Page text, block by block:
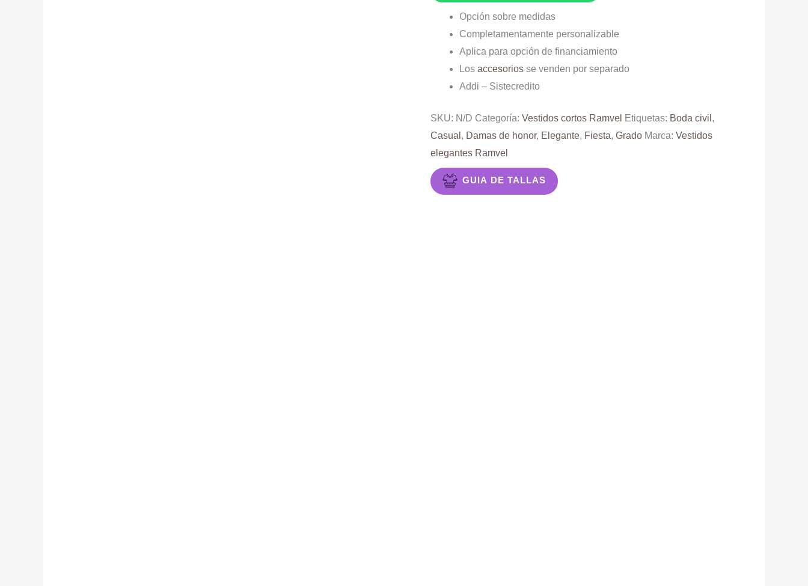
Opción sobre medidas
Completamentamente personalizable
Aplica para opción de financiamiento
Losaccesorios se venden por separado
Addi – Sistecredito
SKU: N/D Categoría:Vestidos cortos Ramvel Etiquetas: Boda civil ,
Casual , Damas de honor, Elegante, Fiesta,Grado Marca:Vestidos
elegantes Ramvel
GUIA DE TALLAS